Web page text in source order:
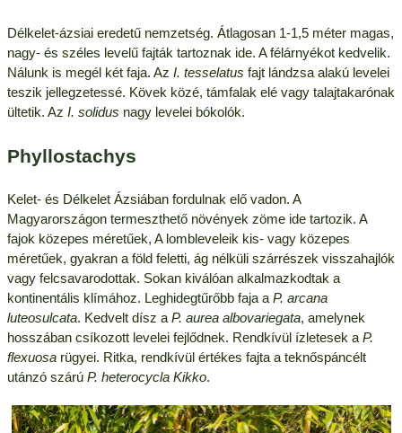
Délkelet-ázsiai eredetű nemzetség. Átlagosan 1-1,5 méter magas,
nagy- és széles levelű fajták tartoznak ide. A félárnyékot kedvelik.
Nálunk is megél két faja. Az I. tesselatus fajt lándzsa alakú levelei
teszik jellegzetessé. Kövek közé, támfalak elé vagy talajtakarónak
ültetik. Az I. solidus nagy levelei bókolók.
Phyllostachys
Kelet- és Délkelet Ázsiában fordulnak elő vadon. A
Magyarországon termeszthető növények zöme ide tartozik. A
fajok közepes méretűek, A lombleveleik kis- vagy közepes
méretűek, gyakran a föld feletti, ág nélküli szárrészek visszahajlók
vagy felcsavarodottak. Sokan kiválóan alkalmazkodtak a
kontinentális klímához. Leghidegtűrőbb faja a P. arcana
luteosulcata. Kedvelt dísz a P. aurea albovariegata, amelynek
hosszában csíkozott levelei fejlődnek. Rendkívül ízletesek a P.
flexuosarügyei. Ritka, rendkívül értékes fajta a teknőspáncélt
utánzó szárú P. heterocycla Kikko.